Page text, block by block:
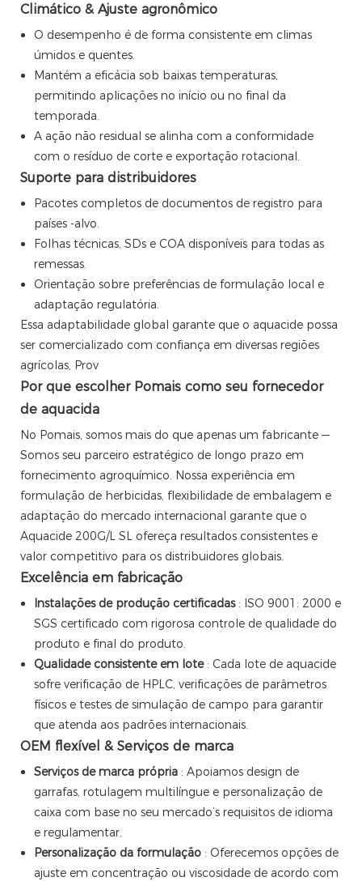
Climático & Ajuste agronômico
O desempenho é de forma consistente em climas
úmidos e quentes.
Mantém a eficácia sob baixas temperaturas,
permitindo aplicações no início ou no final da
temporada.
A ação não residual se alinha com a conformidade
com o resíduo de corte e exportação rotacional.
Suporte para distribuidores
Pacotes completos de documentos de registro para
países -alvo.
Folhas técnicas, SDs e COA disponíveis para todas as
remessas.
Orientação sobre preferências de formulação local e
adaptação regulatória.
Essa adaptabilidade global garante que o aquacide possa
ser comercializado com confiança em diversas regiões
agrícolas, Prov
Por que escolher Pomais como seu fornecedor
de aquacida
No Pomais, somos mais do que apenas um fabricante —
Somos seu parceiro estratégico de longo prazo em
fornecimento agroquímico. Nossa experiência em
formulação de herbicidas, flexibilidade de embalagem e
adaptação do mercado internacional garante que o
Aquacide 200G/L SL ofereça resultados consistentes e
valor competitivo para os distribuidores globais.
Excelência em fabricação
Instalações de produção certificadas : ISO 9001: 2000 e
SGS certificado com rigorosa controle de qualidade do
produto e final do produto.
Qualidade consistente em lote : Cada lote de aquacide
sofre verificação de HPLC, verificações de parâmetros
físicos e testes de simulação de campo para garantir
que atenda aos padrões internacionais.
OEM flexível & Serviços de marca
Serviços de marca própria : Apoiamos design de
garrafas, rotulagem multilíngue e personalização de
caixa com base no seu mercado’s requisitos de idioma
e regulamentar.
Personalização da formulação : Oferecemos opções de
ajuste em concentração ou viscosidade de acordo com